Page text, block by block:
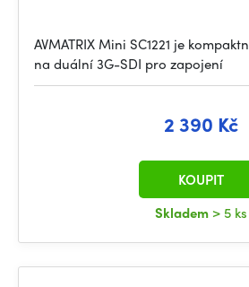
AVMATRIX Mini SC1221 je
na duální 3G-SDI pro zapojení
2 390 Kč
Skladem > 5 ks
KOUPIT